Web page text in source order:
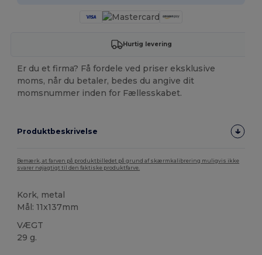
Hurtig levering
Er du et firma? Få fordele ved priser eksklusive
moms, når du betaler, bedes du angive dit
momsnummer inden for Fællesskabet.
Produktbeskrivelse
Bemærk, at farven på produktbilledet på grund af skærmkalibrering muligvis ikke
svarer nøjagtigt til den faktiske produktfarve.
Kork, metal
Mål: 11x137mm
VÆGT
29 g.